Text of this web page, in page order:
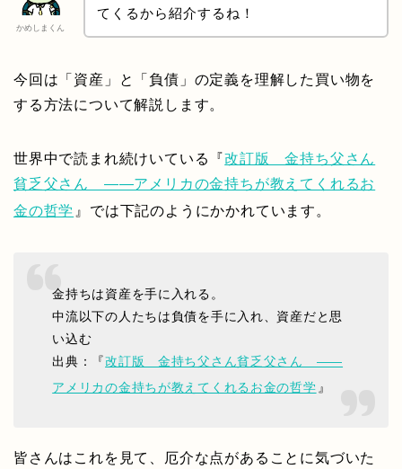
かめしまくん
てくるから紹介するね！
今回は「資産」と「負債」の定義を理解した買い物を
する方法について解説します。
世界中で読まれ続けいている『改訂版 金持ち父さん
貧乏父さん ――アメリカの金持ちが教えてくれるお
金の哲学 』では下記のようにかかれています。
金持ちは資産を手に入れる。
中流以下の人たちは負債を手に入れ、資産だと思
い込む
出典：『改訂版 金持ち父さん貧乏父さん ――
アメリカの金持ちが教えてくれるお金の哲学 』
皆さんはこれを見て、厄介な点があることに気づいた